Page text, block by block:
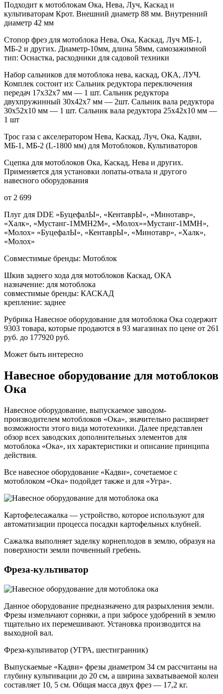
Подходит к мотоблокам Ока, Нева, Луч, Каскад и
культиваторам Крот. Внешний диаметр 88 мм. Внутренний
диаметр 42 мм
Стопор фрез для мотоблока Нева, Ока, Каскад, Луч МБ-1,
МБ-2 и других. Диаметр-10мм, длина 58мм, самозажимной
тип: Оснастка, расходники для садовой техники
Набор сальников для мотоблока нева, каскад, ОКА, ЛУЧ.
Комплек состоит из: Сальник редуктора переключения
передач 17x32x7 мм — 1 шт. Сальник редуктора
двухпружинный 30х42х7 мм — 2шт. Сальник вала редуктора
30х52х10 мм — 1 шт. Сальник вала редуктора 25х42х10 мм —
1 шт
Трос газа с акселератором Нева, Каскад, Луч, Ока, Кадви,
МБ-1, МБ-2 (L-1800 мм) для Мотоблоков, Культиваторов
Сцепка для мотоблоков Ока, Каскад, Нева и других.
Применяется для установки лопаты-отвала и другого
навесного оборудования
от 2 699
Плуг для DDE «БуцефалЫ», «КентаврЫ», «Минотавр»,
«Халк», «Мустанг-1ММН2М», «Молох»»Мустанг-1ММН»,
«Молох» «БуцефалЫ», «КентаврЫ», «Минотавр», «Халк»,
«Молох»
Совместимые бренды: Мотоблок
Шкив заднего хода для мотоблоков Каскад, ОКА
назначение: для мотоблока
совместимые бренды: КАСКАД
крепление: заднее
Рубрика Навесное оборудование для мотоблока Ока содержит
9303 товара, которые продаются в 93 магазинах по цене от 261
руб. до 177920 руб.
Может быть интересно
Навесное оборудование для мотоблоков
Ока
Навесное оборудование, выпускаемое заводом-
производителем мотоблоков «Ока», значительно расширяет
возможности этого вида мототехники. Далее представлен
обзор всех заводских дополнительных элементов для
мотоблока «Ока», их характеристики и описание принципа
действия.
Все навесное оборудование «Кадви», сочетаемое с
мотоблоком «Ока» подойдет также и для «Угра».
Картофелесажалка — устройство, которое используют для
автоматизации процесса посадки картофельных клубней.
Сажалка выполняет заделку корнеплодов в землю, образуя на
поверхности земли почвенный гребень.
Фреза-культиватор
Данное оборудование предназначено для разрыхления земли.
Фрезы измельчают сорняки, а при забросе удобрений в землю
тщательно их перемешивают. Установка производится на
выходной вал.
Фреза-культиватор (УГРА, шестигранник)
Выпускаемые «Кадви» фрезы диаметром 34 см рассчитаны на
глубину культивации до 20 см, а ширина захватываемой колеи
составляет 10, 5 см. Общая масса двух фрез — 17,2 кг.